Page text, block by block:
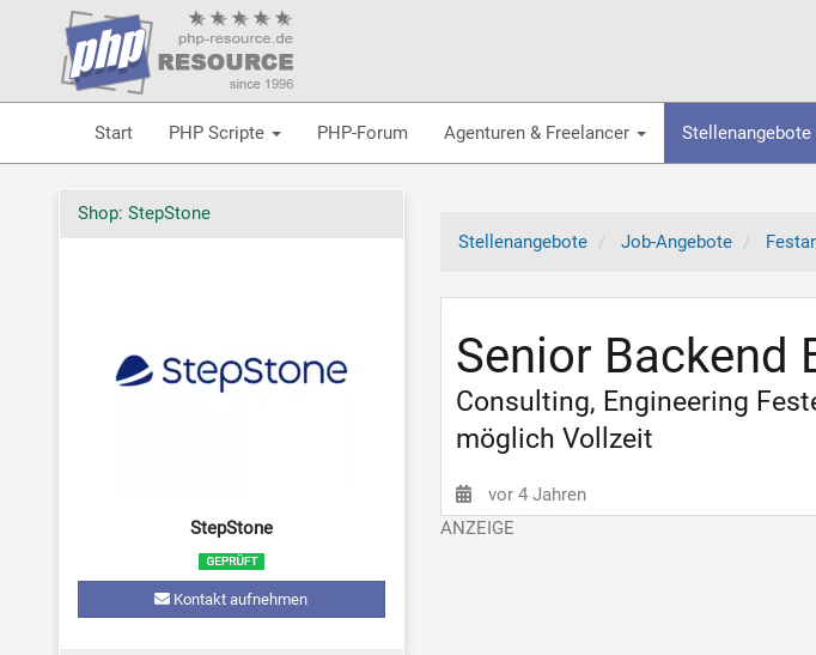
Start PHP Scripte PHP-Forum Agenturen & Freelancer
Stellenangebote Job-Angebote
Senior Backend
Consulting, Engineering
möglich Vollzeit
vor 4 Jahren
Shop: StepStone
StepStone
Kontakt aufnehmen